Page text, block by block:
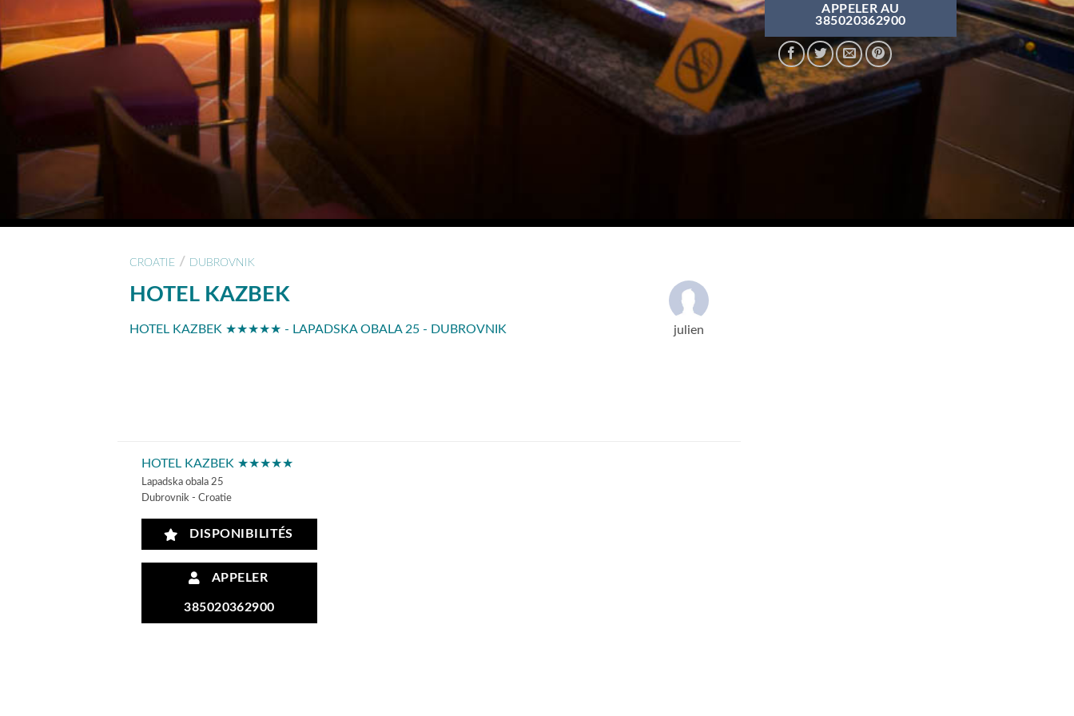
CROATIE / DUBROVNIK
HOTEL KAZBEK
HOTEL KAZBEK ★★★★★ - LAPADSKA OBALA 25 - DUBROVNIK julien
HOTEL KAZBEK ★★★★★
Lapadska obala 25
Dubrovnik - Croatie
DISPONIBILITÉS
APPELER
385020362900
APPELER AU
385020362900